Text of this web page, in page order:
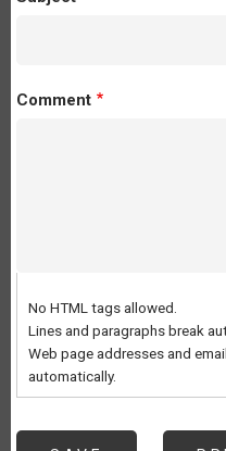
Comment
No HTML tags allowed.
Lines and paragraphs break
Web page addresses and
automatically.